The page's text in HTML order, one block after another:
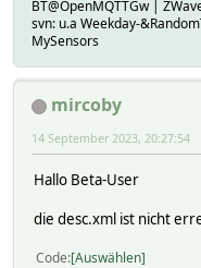
BT@OpenMQTTGw |
svn: u.a Weekday-
MySensors
mircoby
14 September 2023, 20:27:54
Hallo Beta-User
die desc.xml ist nicht
Code Auswählen